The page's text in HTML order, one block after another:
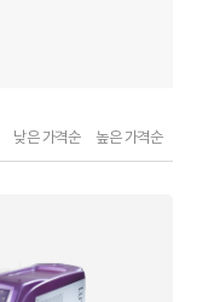
낮은 가격순 높은 가격순